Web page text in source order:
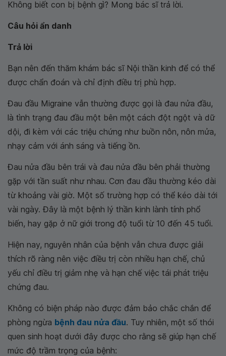
Không biết con bị bệnh gì? Mong bác sĩ trả lời.
Câu hỏi ẩn danh
Trả lời
Bạn nên đến thăm khám bác sĩ Nội thần kinh để có thể
được chẩn đoán và chỉ định điều trị phù hợp.
Đau đầu Migraine vẫn thường được gọi là đau nửa đầu,
là tình trạng đau đầu một bên một cách đột ngột và dữ
dội, đi kèm với các triệu chứng như buồn nôn, nôn mửa,
nhạy cảm với ánh sáng và tiếng ồn.
Đau nửa đầu bên trái và đau nửa đầu bên phải thường
gặp với tần suất như nhau. Cơn đau đầu thường kéo dài
từ khoảng vài giờ. Một số trường hợp có thể kéo dài tới
vài ngày. Đây là một bệnh lý thần kinh lành tính phổ
biến, hay gặp ở nữ giới trong độ tuổi từ 10 đến 45 tuổi.
Hiện nay, nguyên nhân của bệnh vẫn chưa được giải
thích rõ ràng nên việc điều trị còn nhiều hạn chế, chủ
yếu chỉ điều trị giảm nhẹ và hạn chế việc tái phát triệu
chứng đau.
Không có biện pháp nào được đảm bảo chắc chắn để
phòng ngừa bệnh đau nửa đầu. Tuy nhiên, một số thói
quen sinh hoạt dưới đây được cho rằng sẽ giúp hạn chế
mức độ trầm trọng của bệnh: